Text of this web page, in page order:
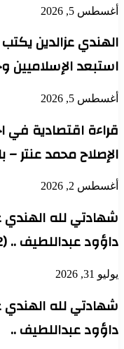
أغسطس 5, 2026
الهندي عزالدين
استبعد الإسلاميين
أغسطس 5, 2026
قراءة اقتصادية في
الإصلاح محمد عنتر
أغسطس 2, 2026
شهادتي لله الهندي
داؤود عبداللطيف .. (2)
يوليو 31, 2026
شهادتي لله الهندي
داؤود عبداللطيف ..